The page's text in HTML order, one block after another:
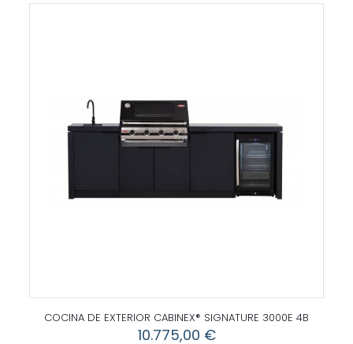
COCINA DE EXTERIOR CABINEX® SIGNATURE 3000E 4B
10.775,00 €